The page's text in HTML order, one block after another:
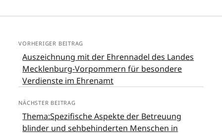
VORHERIGER BEITRAG
Auszeichnung mit der Ehrennadel des Landes
Mecklenburg-Vorpommern für besondere
Verdienste im Ehrenamt
NÄCHSTER BEITRAG
Thema:Spezifische Aspekte der Betreuung
blinder und sehbehinderten Menschen in